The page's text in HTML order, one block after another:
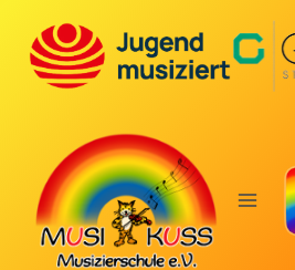
Inhalt
springen